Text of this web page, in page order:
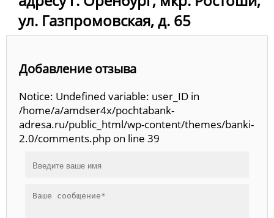
ул. Газпромовская, д. 65
Добавление отзыва
Notice: Undefined variable: user_ID in
/home/a/amdser4x/pochtabank-
adresa.ru/public_html/wp-content/themes/banki-
2.0/comments.php on line 39